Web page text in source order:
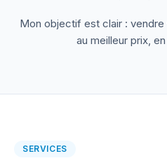
Mon objectif est clair :
au meilleur prix,
SERVICES